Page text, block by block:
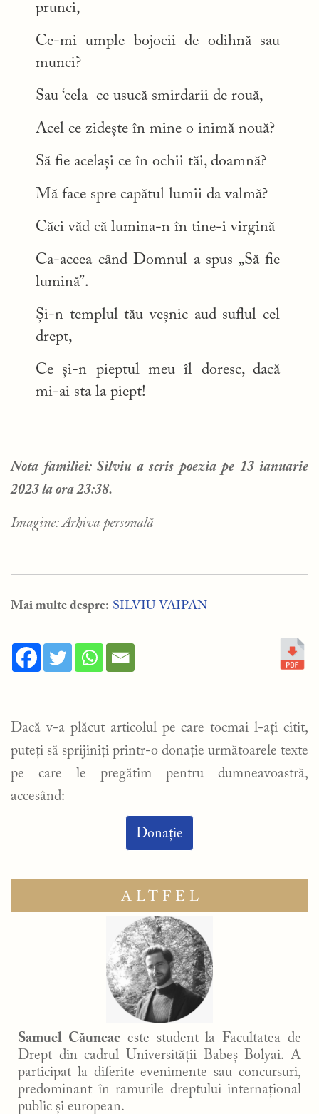
prunci,
Ce-mi umple bojocii de odihnă sau
munci?
Sau ‘cela ce usucă smirdarii de rouă,
Acel ce zidește în mine o inimă nouă?
Să fie același ce în ochii tăi, doamnă?
Mă face spre capătul lumii da valmă?
Căci văd că lumina-n în tine-i virgină
Ca-aceea când Domnul a spus „Să fie
lumină”.
Și-n templul tău veșnic aud suflul cel
drept,
Ce și-n pieptul meu îl doresc, dacă
mi-ai sta la piept!
Nota familiei: Silviu a scris poezia pe 13 ianuarie
2023 la ora 23:38.
Imagine: Arhiva personală
Mai multe despre: SILVIU VAIPAN
Dacă v-a plăcut articolul pe care tocmai l-ați citit,
puteți să sprijiniți printr-o donație următoarele texte
pe care le pregătim pentru dumneavoastră,
accesând:
Donație
ALTFEL
Samuel Căuneaceste student la Facultatea de
Drept din cadrul Universității Babeș Bolyai. A
participat la diferite evenimente sau concursuri,
predominant în ramurile dreptului internațional
public și european.